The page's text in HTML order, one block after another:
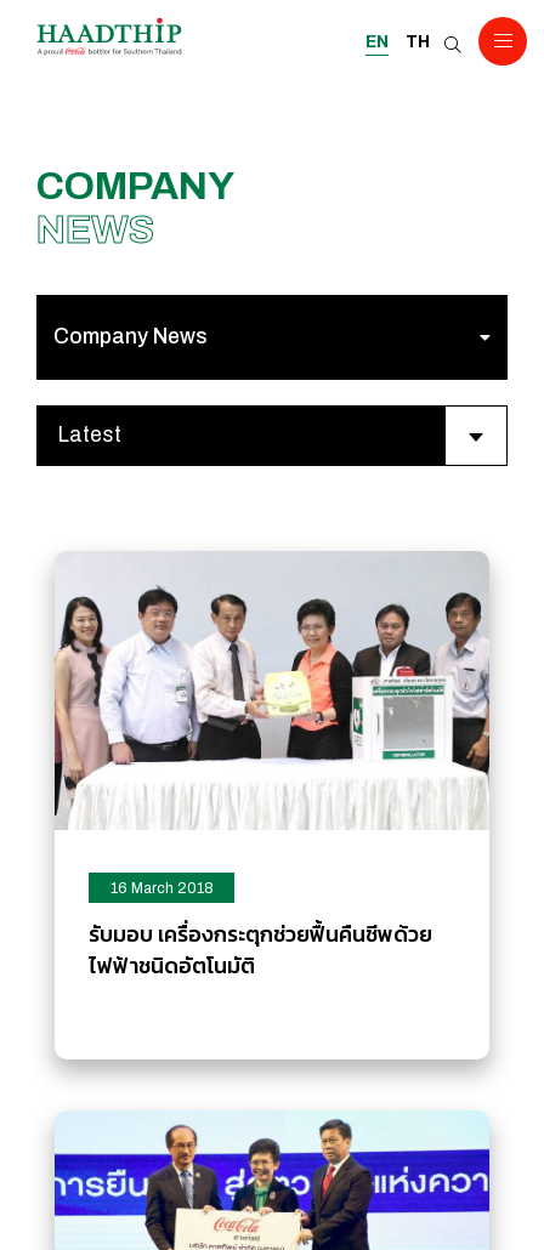
EN TH
COMPANY
NEWS
Company News
Latest
16 March 2018
รับมอบ เครื่องกระตุกช่วยฟื้นคืนชีพด้วย
ไฟฟ้าชนิดอัตโนมัติ